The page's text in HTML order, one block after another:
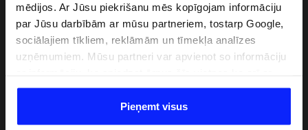
mēdijos. Ar Jūsu piekrišanu mēs kopīgojam informāciju
par Jūsu darbībām ar mūsu partneriem, tostarp Google,
sociālajiem tīkliem, reklāmām un tīmekļa analīzes
uzņēmumiem. Mūsu partneri var apvienot so informāciju
datiem, ko viņi iegūst, izmantojot viņu pakalpojumus. Ar
Jūsu atļauju, mēs varam pārsūtīt Jūsu personas datus
saviem partneriem, lai uzlabotu veidu, kadā tiek rādīta
Pieņemt visus